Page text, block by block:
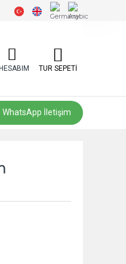
TUR SEPETİ
WhatsApp İletişim